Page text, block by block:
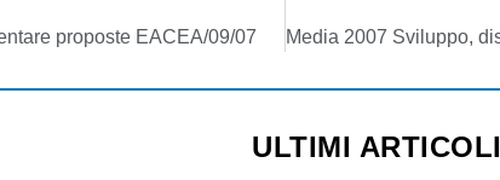
proposte EACEA/09/07
ULTIMI ARTICOLI